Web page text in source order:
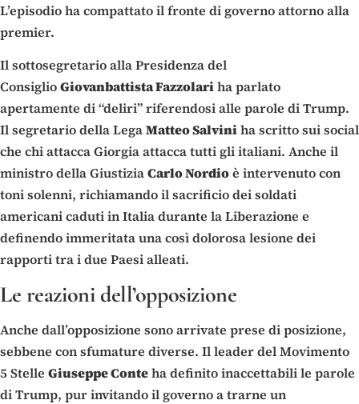
L’episodio ha compattato il fronte di governo attorno alla
premier.
Il sottosegretario alla Presidenza del
ConsiglioGiovanbattista Fazzolariha parlato
apertamente di “deliri” riferendosi alle parole di Trump.
Il segretario della LegaMatteo Salviniha scritto sui social
che chi attacca Giorgia attacca tutti gli italiani. Anche il
ministro della GiustiziaCarlo Nordioè intervenuto con
toni solenni, richiamando il sacrificio dei soldati
americani caduti in Italia durante la Liberazione e
definendo immeritata una così dolorosa lesione dei
rapporti tra i due Paesi alleati.
Le reazioni dell’opposizione
Anche dall’opposizione sono arrivate prese di posizione,
sebbene con sfumature diverse. Il leader del Movimento
5 Stelle Giuseppe Conteha definito inaccettabili le parole
di Trump, pur invitando il governo a trarne un